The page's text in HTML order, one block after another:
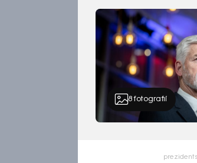
8fotografií